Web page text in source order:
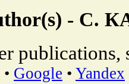
- С.
publications,
• Google • Yandex